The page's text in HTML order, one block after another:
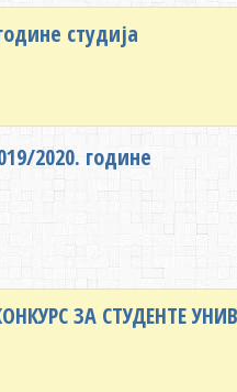
студија
2020. године
ЗА СТУДЕНТЕ